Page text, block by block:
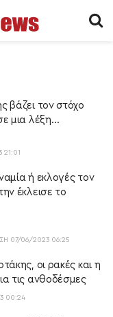
βάζει τον στόχο
μια λέξη…
21:01
ή εκλογές τον
έκλεισε το
07/06/2023 06:25
οι ρακές και η
τις ανθοδέσμες
00:24